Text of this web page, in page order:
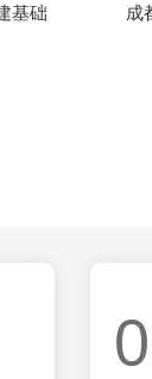
基础 成